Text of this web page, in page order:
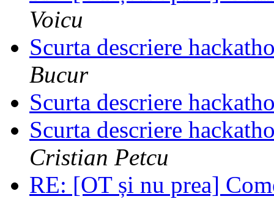
Voicu
Scurta descriere
Bucur
Scurta descriere
Scurta descriere
Cristian Petcu
RE: [OT și nu prea]